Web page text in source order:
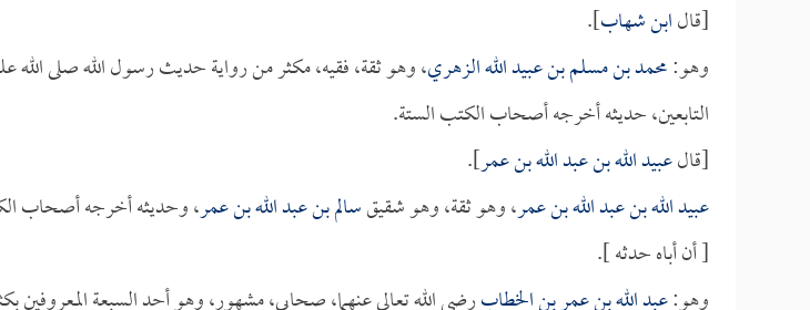
[قالابن شهاب].
وهو:محمد بن مسلم بن عبيد الله الزهري، وهو ثقة، فقيه، مكثر من رواية حديث رسول الله صلى
التابعين، حديثه أخرجه أصحاب الكتب الستة.
[قالعبيد الله بن عبد الله بن عمر].
عبيد الله بن عبد الله بن عمر، وهو ثقة، وهو شقيقسالم بن عبد الله بن عمر، وحديثه أخرجه أصحاب
[ أن أباه حدثه ].